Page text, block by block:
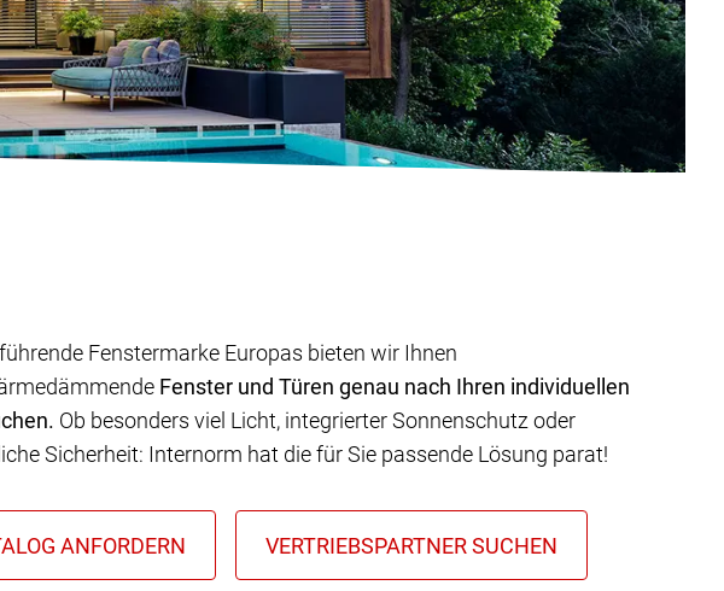
Fenstermarke Europas bieten wir Ihnen
Fenster und Türen genau nach Ihren individuellen
Ob besonders viel Licht, integrierter Sonnenschutz oder
Sicherheit: Internorm hat die für Sie passende Lösung parat!